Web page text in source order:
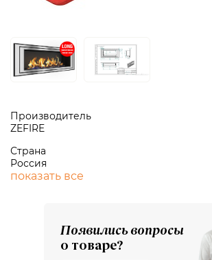
Производитель
ZEFIRE
Страна
Россия
показать все
Появились вопросы
о товаре?